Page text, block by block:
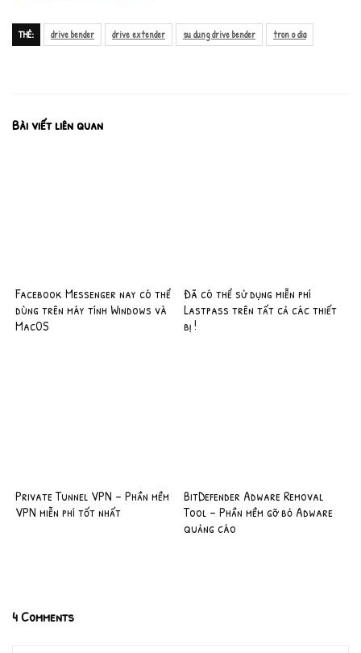
THẺ: drive bender drive extender su dung drive bender tron o dia
Bài viết liên quan
Facebook Messenger nay có thể
dùng trên máy tính Windows và
MacOS
Đã có thể sử dụng miễn phí
Lastpass trên tất cả các thiết
bị !
Private Tunnel VPN – Phần mềm
VPN miễn phí tốt nhất
BitDefender Adware Removal
Tool – Phần mềm gỡ bỏ Adware
quảng cáo
4 Comments